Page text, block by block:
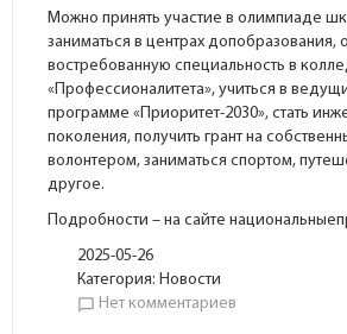
Можно принять участие в олимпиаде
заниматься в центрах допобразования,
востребованную специальность в
«Профессионалитета», учиться в
программе «Приоритет-2030», стать
поколения, получить грант на
волонтером, заниматься спортом,
другое.
Подробности – на сайте
2025-05-26
Категория: Новости
chat_bubble_outline Нет комментариев